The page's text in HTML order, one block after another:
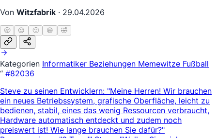
Von Witzfabrik · 29.04.2026
🥱 😐 🙂 😄 🤣
Kategorien Informatiker Beziehungen Memewitze Fußball
“ #82036
Steve zu seinen Entwicklern: "Meine Herren! Wir brauchen
ein neues Betriebssystem, grafische Oberfläche, leicht zu
bedienen, stabil, eines das wenig Ressourcen verbraucht,
Hardware automatisch entdeckt und zudem noch
preiswert ist! Wie lange brauchen Sie dafür?"